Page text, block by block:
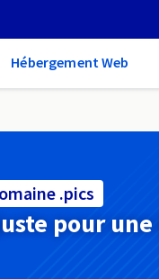
Hébergement Web
.pics
pour